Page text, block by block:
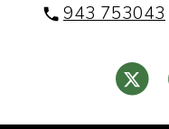
943 753043